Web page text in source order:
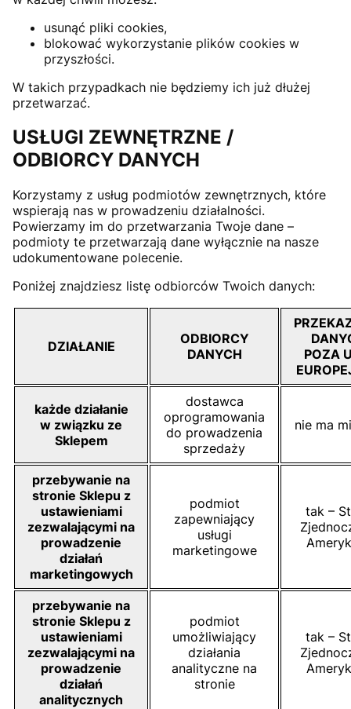
usunąć pliki cookies,
blokować wykorzystanie plików cookies w
przyszłości.
W takich przypadkach nie będziemy ich już dłużej
przetwarzać.
USŁUGI ZEWNĘTRZNE /
ODBIORCY DANYCH
Korzystamy z usług podmiotów zewnętrznych, które
wspierają nas w prowadzeniu działalności.
Powierzamy im do przetwarzania Twoje dane –
podmioty te przetwarzają dane wyłącznie na nasze
udokumentowane polecenie.
Poniżej znajdziesz listę odbiorców Twoich danych:
DZIAŁANIE
ODBIORCY
DANYCH
POZA
każde działanie
w związku ze
Sklepem
dostawca
oprogramowania
do prowadzenia
sprzedaży
nie ma
przebywanie na
stronie Sklepu z
ustawieniami
zezwalającymi na
prowadzenie
działań
marketingowych
podmiot
zapewniający
usługi
marketingowe
tak –
przebywanie na
stronie Sklepu z
ustawieniami
zezwalającymi na
prowadzenie
działań
analitycznych
podmiot
umożliwiający
działania
analityczne na
stronie
tak –